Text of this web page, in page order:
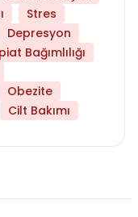
Stres
Depresyon
Bağımlılığı
Obezite
Cilt Bakımı